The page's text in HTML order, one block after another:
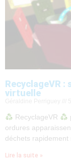
RecyclageVR :
virtuelle
RecyclageVR
ordures
déchets rapidement
Lire la suite »